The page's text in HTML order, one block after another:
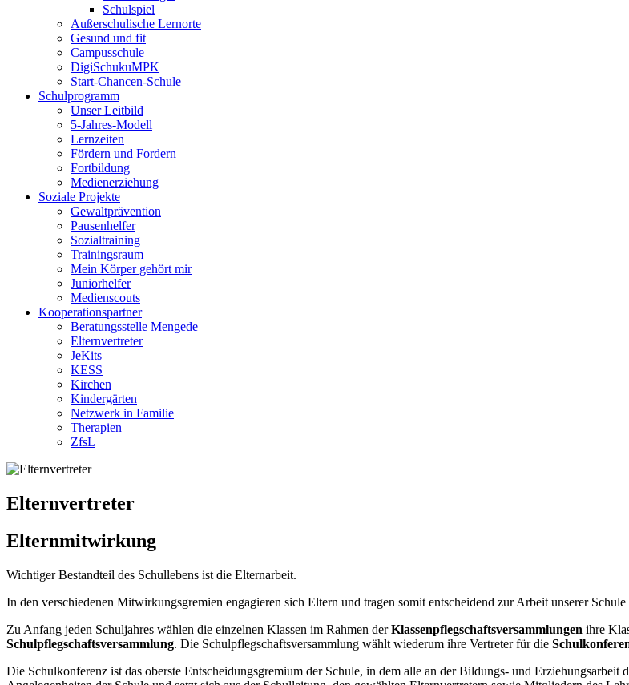
Schulspiel
Außerschulische Lernorte
Gesund und fit
Campusschule
DigiSchukuMPK
Start-Chancen-Schule
Schulprogramm
Unser Leitbild
5-Jahres-Modell
Lernzeiten
Fördern und Fordern
Fortbildung
Medienerziehung
Soziale Projekte
Gewaltprävention
Pausenhelfer
Sozialtraining
Trainingsraum
Mein Körper gehört mir
Juniorhelfer
Medienscouts
Kooperationspartner
Beratungsstelle Mengede
Elternvertreter
JeKits
KESS
Kirchen
Kindergärten
Netzwerk in Familie
Therapien
ZfsL
Elternvertreter
Elternmitwirkung
Wichtiger Bestandteil des Schullebens ist die Elternarbeit.
In den verschiedenen Mitwirkungsgremien engagieren sich Eltern und tragen somit entscheidend zur Arbeit unserer Schule
Zu Anfang jeden Schuljahres wählen die einzelnen Klassen im Rahmen derKlassenpflegschaftsversammlungen ihre
Schulpflegschaftsversammlung. Die Schulpflegschaftsversammlung wählt wiederum ihre Vertreter für die
Die Schulkonferenz ist das oberste Entscheidungsgremium der Schule, in dem alle an der Bildungs- und